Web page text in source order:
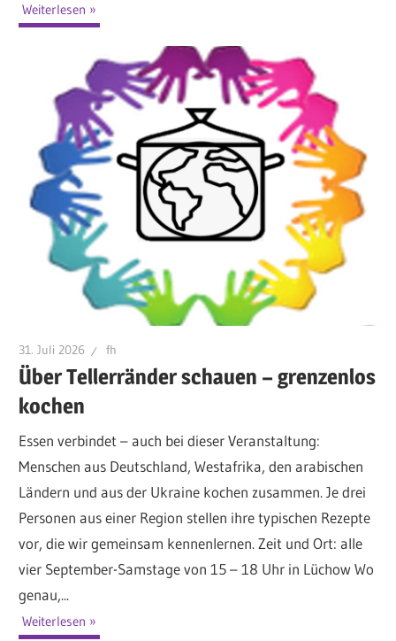
Weiterlesen
31. Juli 2026 fh
Über Tellerränder schauen – grenzenlos
kochen
Essen verbindet – auch bei dieser Veranstaltung:
Menschen aus Deutschland, Westafrika, den arabischen
Ländern und aus der Ukraine kochen zusammen. Je drei
Personen aus einer Region stellen ihre typischen Rezepte
vor, die wir gemeinsam kennenlernen. Zeit und Ort: alle
vier September-Samstage von 15 – 18 Uhr in Lüchow Wo
genau,...
Weiterlesen